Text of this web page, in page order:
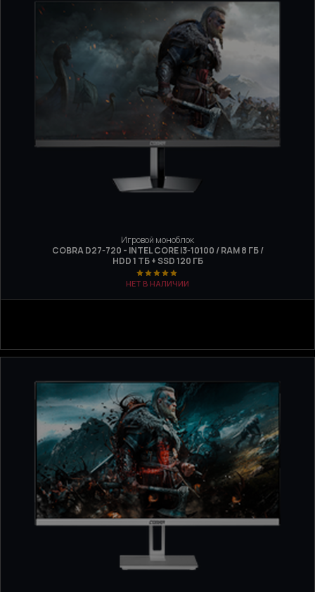
Игровой моноблок
COBRA D27-720 - INTEL CORE I3-10100 / RAM 8 ГБ /
HDD 1 ТБ + SSD 120 ГБ
НЕТ В НАЛИЧИИ